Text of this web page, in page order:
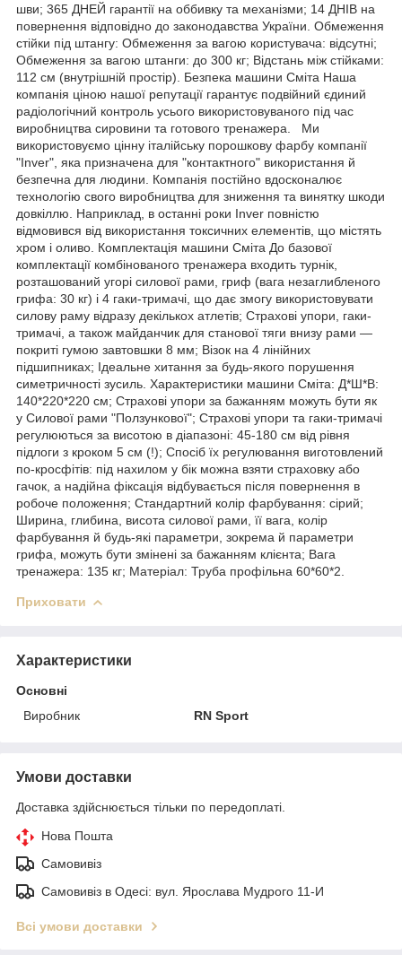
шви; 365 ДНЕЙ гарантії на оббивку та механізми; 14 ДНІВ на
повернення відповідно до законодавства України. Обмеження
стійки під штангу: Обмеження за вагою користувача: відсутні;
Обмеження за вагою штанги: до 300 кг; Відстань між стійками:
112 см (внутрішній простір). Безпека машини Сміта Наша
компанія ціною нашої репутації гарантує подвійний єдиний
радіологічний контроль усього використовуваного під час
виробництва сировини та готового тренажера. Ми
використовуємо цінну італійську порошкову фарбу компанії
"Inver", яка призначена для "контактного" використання й
безпечна для людини. Компанія постійно вдосконалює
технологію свого виробництва для зниження та винятку шкоди
довкіллю. Наприклад, в останні роки Inver повністю
відмовився від використання токсичних елементів, що містять
хром і оливо. Комплектація машини Сміта До базової
комплектації комбінованого тренажера входить турнік,
розташований угорі силової рами, гриф (вага незаглибленого
грифа: 30 кг) і 4 гаки-тримачі, що дає змогу використовувати
силову раму відразу декількох атлетів; Страхові упори, гаки-
тримачі, а також майданчик для станової тяги внизу рами —
покриті гумою завтовшки 8 мм; Візок на 4 лінійних
підшипниках; Ідеальне хитання за будь-якого порушення
симетричності зусиль. Характеристики машини Сміта: Д*Ш*В:
140*220*220 см; Страхові упори за бажанням можуть бути як
у Силової рами "Ползункової"; Страхові упори та гаки-тримачі
регулюються за висотою в діапазоні: 45-180 см від рівня
підлоги з кроком 5 см (!); Спосіб їх регулювання виготовлений
по-кросфітів: під нахилом у бік можна взяти страховку або
гачок, а надійна фіксація відбувається після повернення в
робоче положення; Стандартний колір фарбування: сірий;
Ширина, глибина, висота силової рами, її вага, колір
фарбування й будь-які параметри, зокрема й параметри
грифа, можуть бути змінені за бажанням клієнта; Вага
тренажера: 135 кг; Матеріал: Труба профільна 60*60*2.
Приховати
Характеристики
Основні
Виробник
RN Sport
Умови доставки
Доставка здійснюється тільки по передоплаті.
Нова Пошта
Самовивіз
Самовивіз в Одесі: вул. Ярослава Мудрого 11-И
Всі умови доставки